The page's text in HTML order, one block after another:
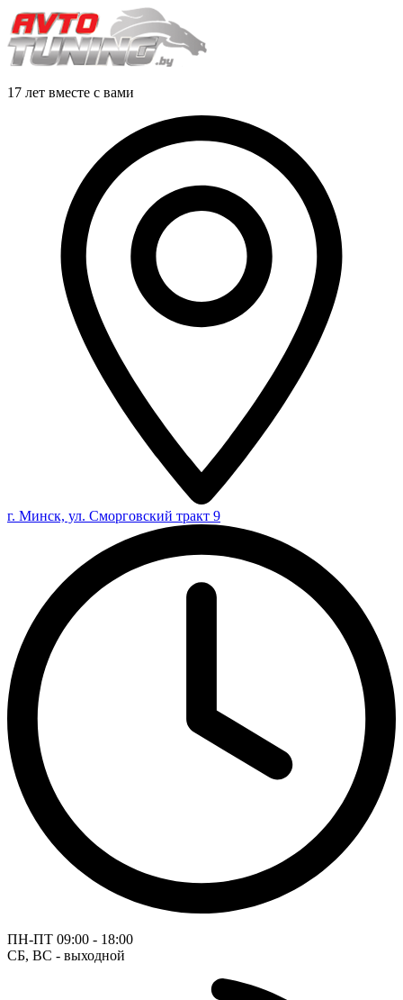
17 лет вместе с вами
г. Минск, ул. Сморговский тракт 9
ПН-ПТ 09:00 - 18:00
СБ, ВС - выходной